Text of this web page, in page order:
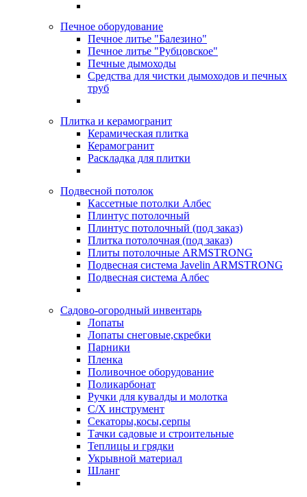
Печное оборудование
Печное литье "Балезино"
Печное литье "Рубцовское"
Печные дымоходы
Средства для чистки дымоходов и печных
труб
Плитка и керамогранит
Керамическая плитка
Керамогранит
Раскладка для плитки
Подвесной потолок
Кассетные потолки Албес
Плинтус потолочный
Плинтус потолочный (под заказ)
Плитка потолочная (под заказ)
Плиты потолочные ARMSTRONG
Подвесная система Javelin ARMSTRONG
Подвесная система Албес
Садово-огородный инвентарь
Лопаты
Лопаты снеговые,скребки
Парники
Пленка
Поливочное оборудование
Поликарбонат
Ручки для кувалды и молотка
С/Х инструмент
Секаторы,косы,серпы
Тачки садовые и строительные
Теплицы и грядки
Укрывной материал
Шланг